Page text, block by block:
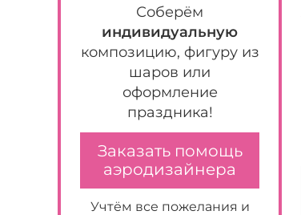
Соберём
индивидуальную
композицию, фигуру из
шаров или
оформление
праздника!
Заказать помощь
аэродизайнера
Учтём все пожелания и